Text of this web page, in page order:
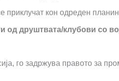
кон одреден
друштвата/клубови со
го задржува правото за